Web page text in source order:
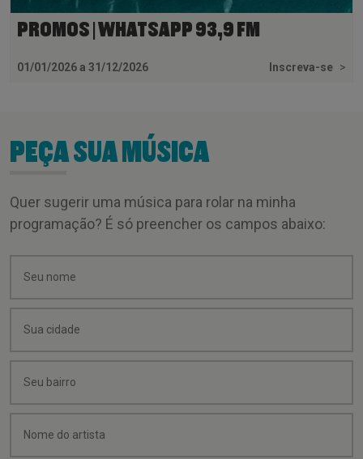
PROMOS | WHATSAPP 93,9 FM
01/01/2026 a 31/12/2026 Inscreva-se >
PEÇA SUA MÚSICA
Quer sugerir uma música para rolar na minha
programação? É só preencher os campos abaixo: